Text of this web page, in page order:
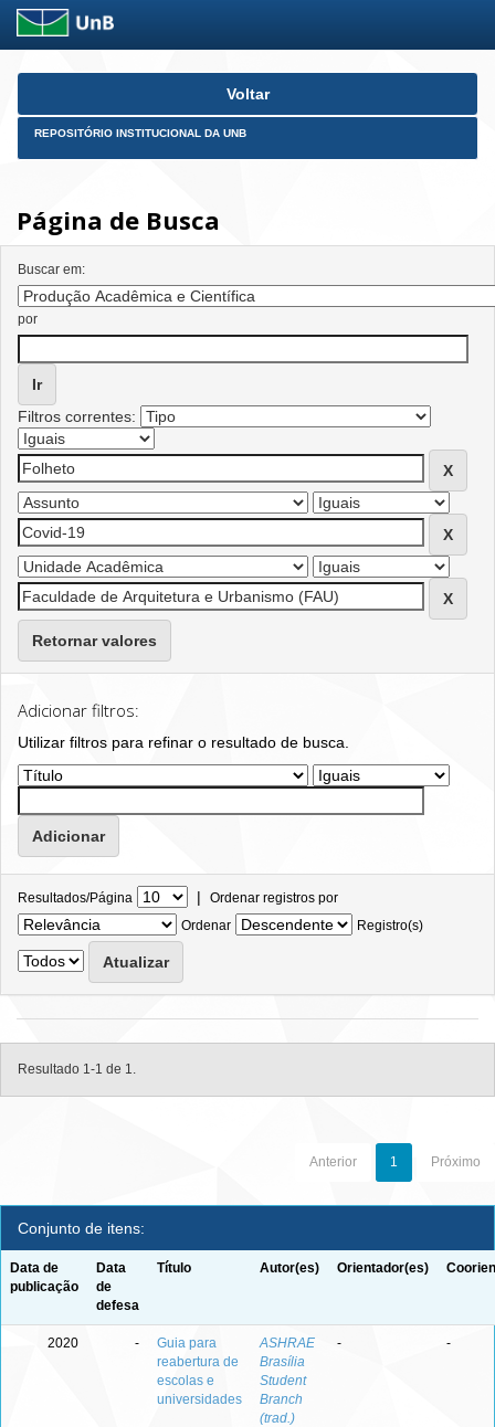
Skip
Voltar
REPOSITÓRIO INSTITUCIONAL DA UNB
Página de Busca
Buscar em:
por
Filtros correntes:
Retornar valores
Adicionar filtros:
Utilizar filtros para refinar o resultado de busca.
Resultados/Página | Ordenar registros por
Ordenar
Registro(s)
Resultado 1-1 de 1.
Anterior 1 Próximo
Conjunto de itens:
Data de
publicação
Data
de
defesa
Título Autor(es) Orientador(es)
2020 -
Guia para
reabertura de
escolas e
universidades
ASHRAE
Brasília
Student
Branch
(trad.)
- -